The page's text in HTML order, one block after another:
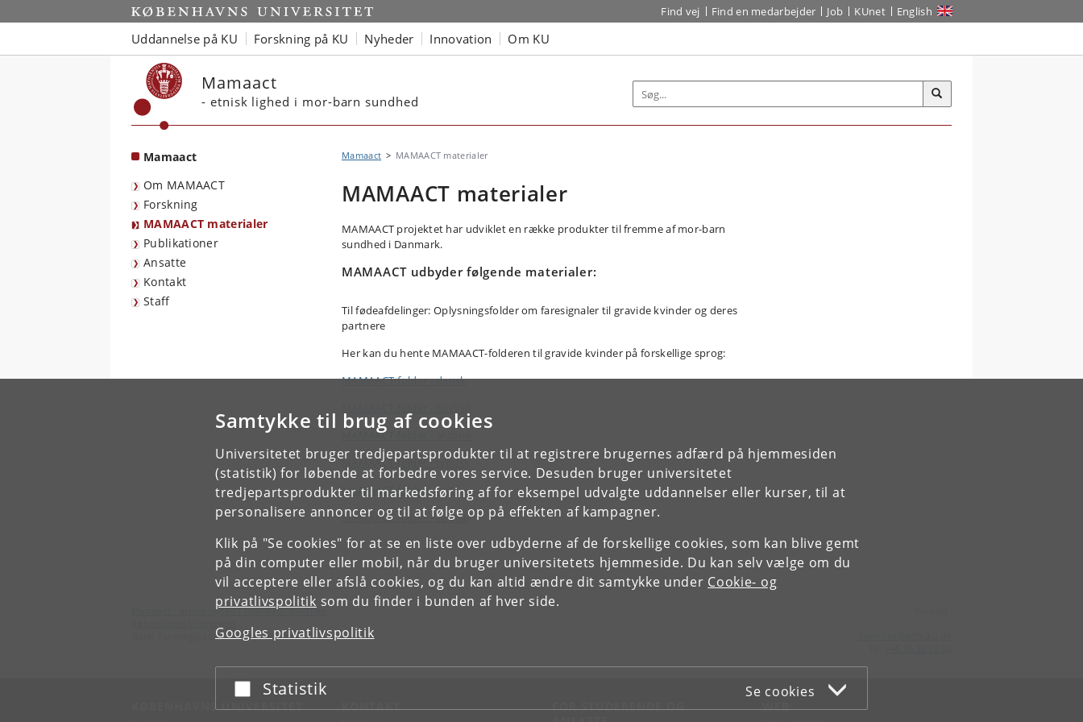
Samtykke til brug af cookies
Universitetet bruger tredjepartsprodukter til at registrere brugernes adfærd på hjemmesiden
(statistik) for løbende at forbedre vores service. Desuden bruger universitetet
tredjepartsprodukter til markedsføring af for eksempel udvalgte uddannelser eller kurser, til at
personalisere annoncer og til at følge op på effekten af kampagner.
Klik på "Se cookies" for at se en liste over udbyderne af de forskellige cookies, som kan blive gemt
på din computer eller mobil, når du bruger universitetets hjemmeside. Du kan selv vælge om du
vil acceptere eller afslå cookies, og du kan altid ændre dit samtykke under Cookie- og
privatlivspolitik som du finder i bunden af hver side.
Googles privatlivspolitik
Acceptér eller afslå
Statistik Se cookies
Start Find vej Find en medarbejder Job KUnet English
Uddannelse på KU Forskning på KU Nyheder Innovation Om KU
Mamaact
- etnisk lighed i mor-barn sundhed
Mamaact
Om MAMAACT
Forskning
MAMAACT materialer
Publikationer
Ansatte
Kontakt
Staff
Mamaact MAMAACT materialer
MAMAACT materialer
MAMAACT projektet har udviklet en række produkter til fremme af mor-barn
sundhed i Danmark.
MAMAACT udbyder følgende materialer:
Til fødeafdelinger: Oplysningsfolder om faresignaler til gravide kvinder og deres
partnere
Her kan du hente MAMAACT-folderen til gravide kvinder på forskellige sprog:
MAMAACT-folder - dansk
MAMAACT-folder - arabisk
MAMAACT-folder - tyrkisk
MAMAACT-folder - urdu
MAMAACT-folder - somali
Mamaact - etnisk lighed i mor-barn sundhed
Øster Farimagsgade 5, 1353 København K
KØBENHAVNS UNIVERSITET KONTAKT
FOR STUDERENDE OG
WEB